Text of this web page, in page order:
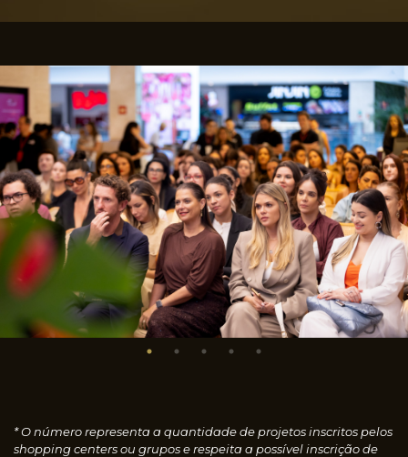
* O número representa a quantidade de projetos inscritos pelos
shopping centers ou grupos e respeita a possível inscrição de